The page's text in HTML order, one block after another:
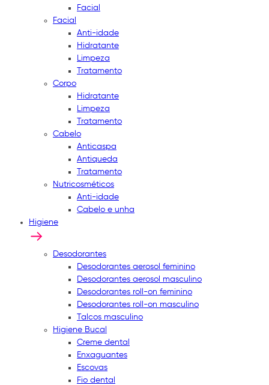
Facial
Facial
Anti-idade
Hidratante
Limpeza
Tratamento
Corpo
Hidratante
Limpeza
Tratamento
Cabelo
Anticaspa
Antiqueda
Tratamento
Nutricosméticos
Anti-idade
Cabelo e unha
Higiene
Desodorantes
Desodorantes aerosol feminino
Desodorantes aerosol masculino
Desodorantes roll-on feminino
Desodorantes roll-on masculino
Talcos masculino
Higiene Bucal
Creme dental
Enxaguantes
Escovas
Fio dental